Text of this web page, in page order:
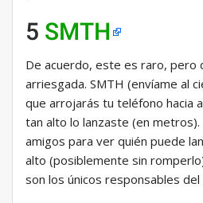
5 SMTH
De acuerdo, este es raro, pero
arriesgada. SMTH (envíame al
que arrojarás tu teléfono hacia
tan alto lo lanzaste (en
amigos para ver quién puede
alto (posiblemente sin
son los únicos responsables